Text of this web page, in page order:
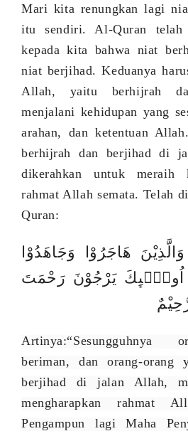
Mari kita renungkan lagi
itu sendiri. Al-Quran telah
kepada kita bahwa niat
niat berjihad. Keduanya
Allah, yaitu berhijrah
menjalani kehidupan yang
arahan, dan ketentuan
berhijrah dan berjihad di
dikerahkan untuk meraih
rahmat Allah semata. Telah
Quran:
هَاجَرُوْا وَجَاهَدُوْا
اُولٰۤىِٕكَ يَرْجُوْنَ رَحْمَتَ
Artinya:“Sesungguhnya
beriman, dan orang-orang
berjihad di jalan Allah,
mengharapkan rahmat
Pengampun lagi Maha